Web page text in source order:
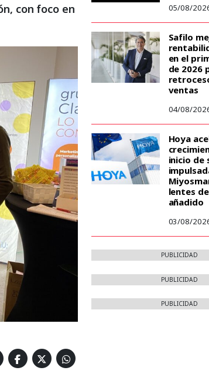
con foco en
05/08/
Safilo
en el
de 2026
ventas
04/08/
Hoya
inicio de
lentes
añadido
03/08/
PUBLICIDAD
PUBLICIDAD
PUBLICIDAD